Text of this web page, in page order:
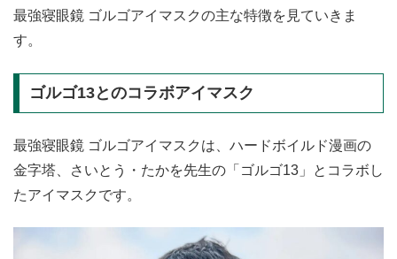
最強寝眼鏡 ゴルゴアイマスクの主な特徴を見ていきま
す。
ゴルゴ13とのコラボアイマスク
最強寝眼鏡 ゴルゴアイマスクは、ハードボイルド漫画の
金字塔、さいとう・たかを先生の「ゴルゴ13」とコラボし
たアイマスクです。